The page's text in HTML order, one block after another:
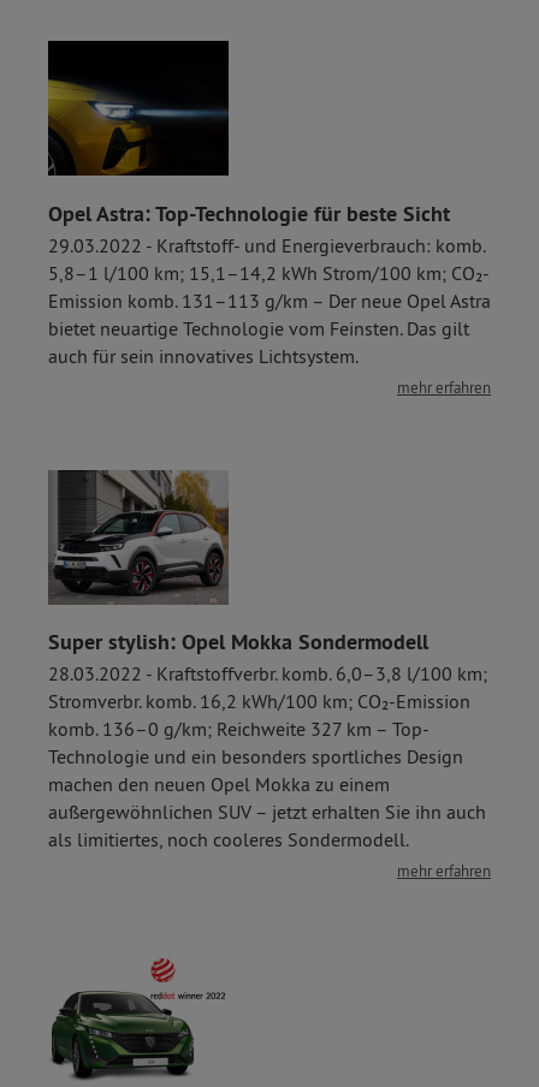
Opel Astra: Top-Technologie für beste Sicht
29.03.2022 - Kraftstoff- und Energieverbrauch: komb.
5,8–1 l/100 km; 15,1–14,2 kWh Strom/100 km; CO₂-
Emission komb. 131–113 g/km – Der neue Opel Astra
bietet neuartige Technologie vom Feinsten. Das gilt
auch für sein innovatives Lichtsystem.
mehr erfahren
Super stylish: Opel Mokka Sondermodell
28.03.2022 - Kraftstoffverbr. komb. 6,0–3,8 l/100 km;
Stromverbr. komb. 16,2 kWh/100 km; CO₂-Emission
komb. 136–0 g/km; Reichweite 327 km – Top-
Technologie und ein besonders sportliches Design
machen den neuen Opel Mokka zu einem
außergewöhnlichen SUV – jetzt erhalten Sie ihn auch
als limitiertes, noch cooleres Sondermodell.
mehr erfahren